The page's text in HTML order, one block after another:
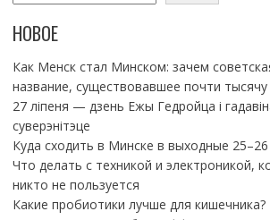
НОВОЕ
Как Менск стал Минском: зачем
название, существовавшее почти тысячу
27 ліпеня — дзень Ежы Гедройца і
суверэнітэце
Куда сходить в Минске в выходные
Что делать с техникой и электроникой,
никто не пользуется
Какие пробиотики лучше для